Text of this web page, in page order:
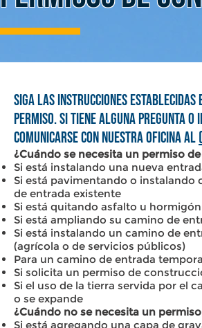
Siga las instrucciones establecidas
permiso. Si tiene alguna pregunta o
comunicarse con nuestra oficina al
¿Cuándo se necesita un permiso
Si está instalando una nueva
Si está pavimentando o instalando
de entrada existente
Si está quitando asfalto u hormigón
Si está ampliando su camino de
Si está instalando un camino de
(agrícola o de servicios públicos)
Para un camino de entrada
Si solicita un permiso de
Si el uso de la tierra servida por el
o se expande
¿Cuándo no se necesita un
Si está agregando una capa de